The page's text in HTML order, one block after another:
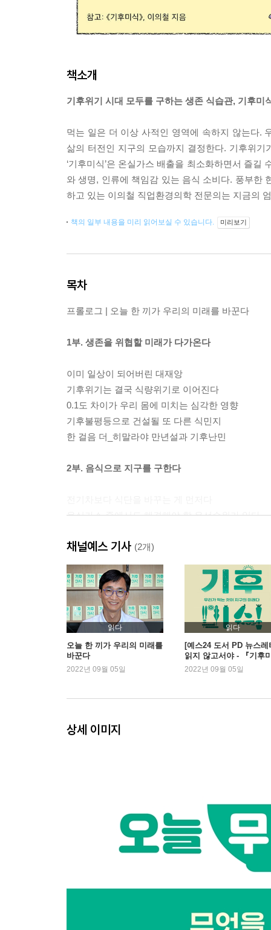
책소개
기후위기 시대 모두를 구하는 생존 식습관, 기후
먹는 일은 더 이상 사적인 영역에 속하지 않는다.
삶의 터전인 지구의 모습까지 결정한다. 기후위
‘기후미식’은 온실가스 배출을 최소화하면서 즐
와 생명, 인류에 책임감 있는 음식 소비다. 풍부한
하고 있는 이의철 직업환경의학 전문의는 지금의
책의 일부 내용을 미리 읽어보실 수 있습니다. 미리보기
목차
프롤로그 | 오늘 한 끼가 우리의 미래를 바꾼다
1부. 생존을 위협할 미래가 다가온다
이미 일상이 되어버린 대재앙
기후위기는 결국 식량위기로 이어진다
0.1도 차이가 우리 몸에 미치는 심각한 영향
기후불평등으로 건설될 또 다른 식민지
한 걸음 더_히말라야 만년설과 기후난민
2부. 음식으로 지구를 구한다
온실가스 중에서도 해결해야 할 우선순위가 있다
해양생물까지도 먹지 말아야 하는 이유
한 걸음 더_팜유 반대는 친환경적일까?
3부. 인류의 멸종에 저항하는 영양학
단백질 집착이 재앙을 부른다
건강을 해치는 저탄수화물 다이어트
성장 집착이 아이들의 건강과 지구를 망친다
현대 만성질환의 모든 원인, 인슐린 저항성
풍성하고, 다채롭고, 이로운 자연식물식 실천하기
한 걸음 더_ ‘채식을 기본으로’ 운동
에필로그 | 기후악당에서 기후미식 선도국으로
채널예스 기사 (2개)
읽다
오늘 한 끼가 우리의 미래를
바꾼다
2022년 09월 05일
읽다
[예스24 도서 PD 뉴스레
읽지 않고서야 - 『기후
식』 외
2022년 09월 05일
상세 이미지